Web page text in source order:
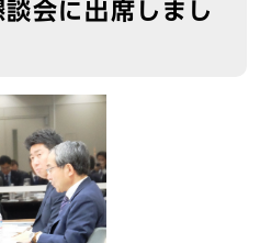
会に出席しまし